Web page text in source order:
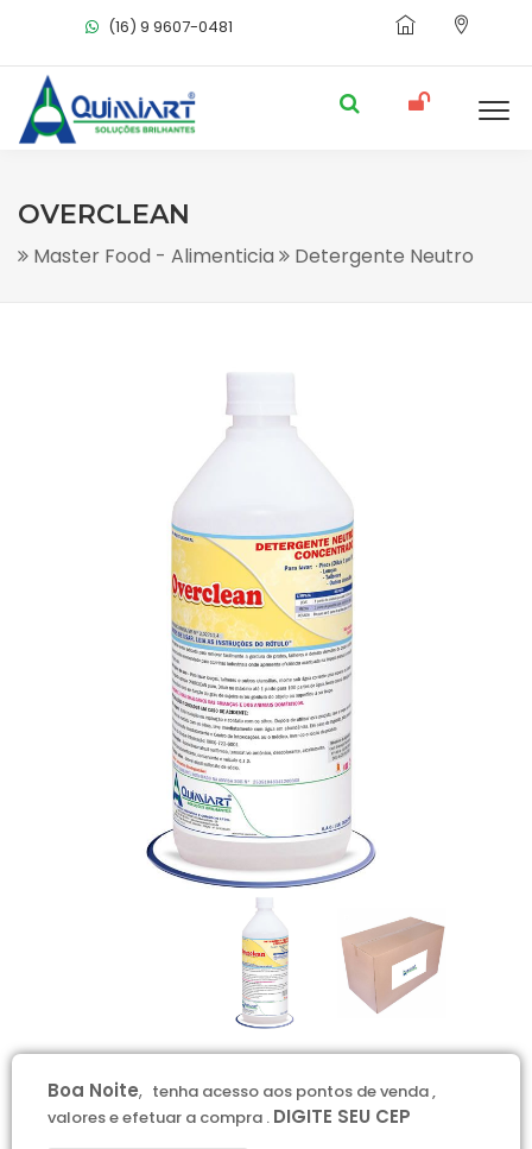
(16) 9 9607-0481
OVERCLEAN
Master Food - Alimenticia Detergente Neutro
Boa Noite, tenha acesso aos pontos de venda ,
valores e efetuar a compra . DIGITE SEU CEP